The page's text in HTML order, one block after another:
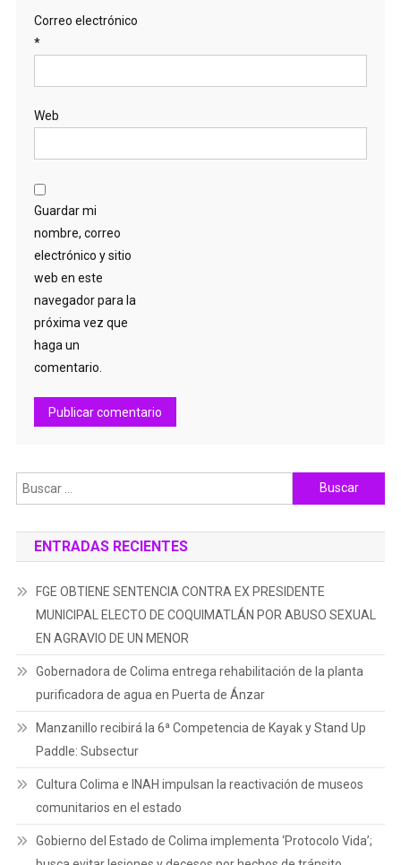
Correo electrónico
*
Web
Guardar mi
nombre, correo
electrónico y sitio
web en este
navegador para la
próxima vez que
haga un
comentario.
Buscar:
ENTRADAS RECIENTES
FGE OBTIENE SENTENCIA CONTRA EX PRESIDENTE
MUNICIPAL ELECTO DE COQUIMATLÁN POR ABUSO SEXUAL
EN AGRAVIO DE UN MENOR
Gobernadora de Colima entrega rehabilitación de la planta
purificadora de agua en Puerta de Ánzar
Manzanillo recibirá la 6ª Competencia de Kayak y Stand Up
Paddle: Subsectur
Cultura Colima e INAH impulsan la reactivación de museos
comunitarios en el estado
Gobierno del Estado de Colima implementa ‘Protocolo Vida’;